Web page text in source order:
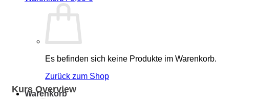
Es befinden sich keine Produkte im Warenkorb.
Zurück zum Shop
Warenkorb
Kurs Overview